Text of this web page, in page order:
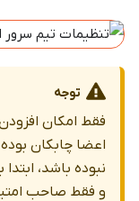
توجه
فقط امکان
اعضا چابکان
نبوده باشد،
و فقط صاحب